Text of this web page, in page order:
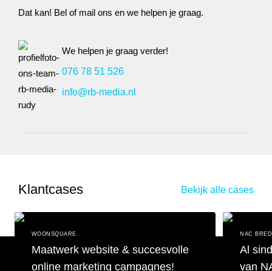
Dat kan! Bel of mail ons en we helpen je graag.
We helpen je graag verder!
076 78 51 526
info@rb-media.nl
Klantcases Bekijk alle cases
WOONSQUARE
Maatwerk website & succesvolle
online marketing campagnes!
NAC
Al
van